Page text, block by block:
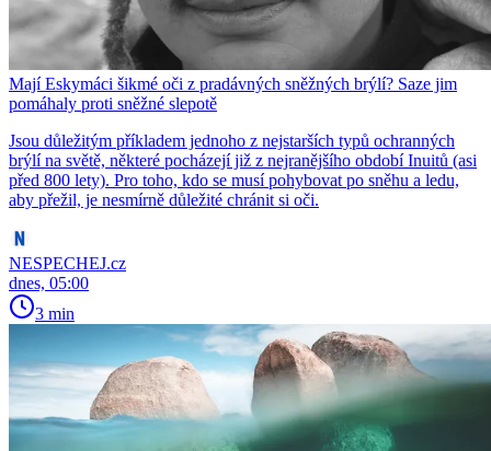
Mají Eskymáci šikmé oči z pradávných sněžných brýlí? Saze jim
pomáhaly proti sněžné slepotě
Jsou důležitým příkladem jednoho z nejstarších typů ochranných
brýlí na světě, některé pocházejí již z nejranějšího období Inuitů (asi
před 800 lety). Pro toho, kdo se musí pohybovat po sněhu a ledu,
aby přežil, je nesmírně důležité chránit si oči.
NESPECHEJ.cz
dnes, 05:00
3 min